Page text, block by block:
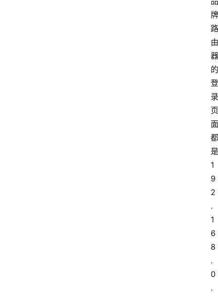
牌
路
由
器
的
登
录
页
面
都
是
1
9
2
.
1
6
8
.
0
.